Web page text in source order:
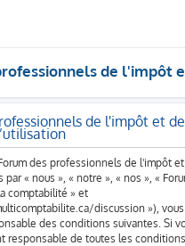
de l'impôt
de l'impôt et
des professionnels de l'impôt
« nous », « notre », « nos », «
comptabilité » et
discussion »), vous
des conditions suivantes. Si
responsable de toutes les